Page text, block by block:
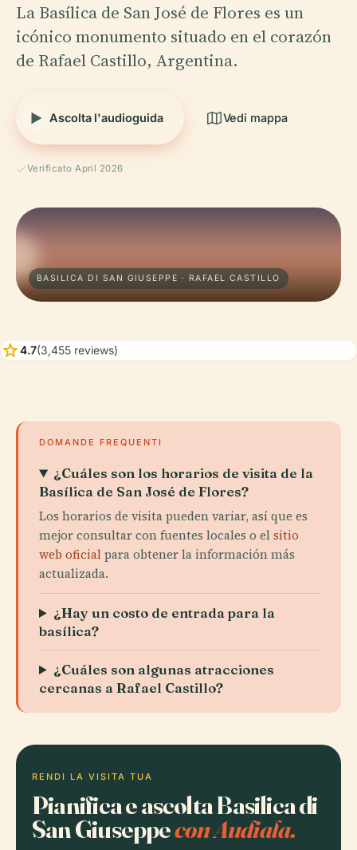
La Basílica de San José de Flores es un
icónico monumento situado en el corazón
de Rafael Castillo, Argentina.
Ascolta l'audioguida Vedi mappa
Verificato April 2026
BASILICA DI SAN GIUSEPPE · RAFAEL CASTILLO
star4.7(3,455 reviews)
DOMANDE FREQUENTI
¿Cuáles son los horarios de visita de la
Basílica de San José de Flores?
Los horarios de visita pueden variar, así que es
mejor consultar con fuentes locales o elsitio
web oficialpara obtener la información más
actualizada.
¿Hay un costo de entrada para la
basílica?
¿Cuáles son algunas atracciones
cercanas a Rafael Castillo?
RENDI LA VISITA TUA
Pianifica e ascolta Basilica di
San Giuseppecon Audiala.